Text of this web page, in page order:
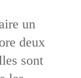
un
deux
sont